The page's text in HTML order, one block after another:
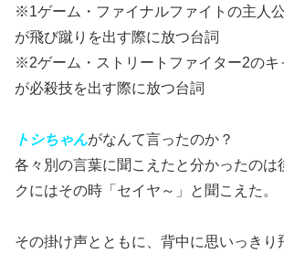
※1ゲーム・ファイナルファイトの主人
が飛び蹴りを出す際に放つ台詞
※2ゲーム・ストリートファイター2のキ
が必殺技を出す際に放つ台詞
トシちゃんがなんて言ったのか？
各々別の言葉に聞こえたと分かったのは
クにはその時「セイヤ～」と聞こえた。
その掛け声とともに、背中に思いっきり